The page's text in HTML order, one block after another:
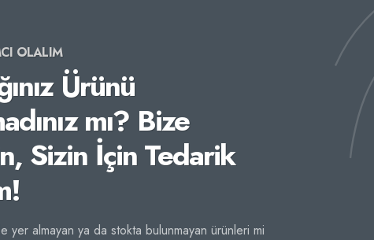
OLALIM
Ürünü
mı? Bize
Sizin İçin Tedarik
yer almayan ya da stokta bulunmayan ürünleri mi